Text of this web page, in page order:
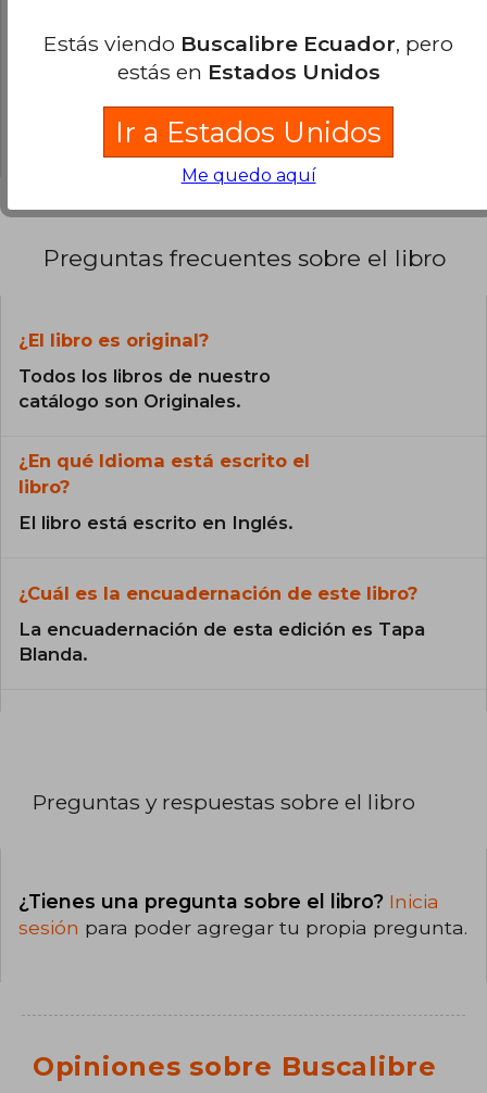
0% (0)
0% (0)
Preguntas frecuentes sobre el libro
¿El libro es original?
Todos los libros de nuestro
catálogo son Originales.
¿En qué Idioma está escrito el
libro?
El libro está escrito en Inglés.
¿Cuál es la encuadernación de este libro?
La encuadernación de esta edición es Tapa
Blanda.
Preguntas y respuestas sobre el libro
¿Tienes una pregunta sobre el libro? Inicia
sesión para poder agregar tu propia pregunta.
Opiniones sobre Buscalibre
Estás viendo Buscalibre Ecuador, pero
estás en Estados Unidos
Ir a Estados Unidos
Me quedo aquí